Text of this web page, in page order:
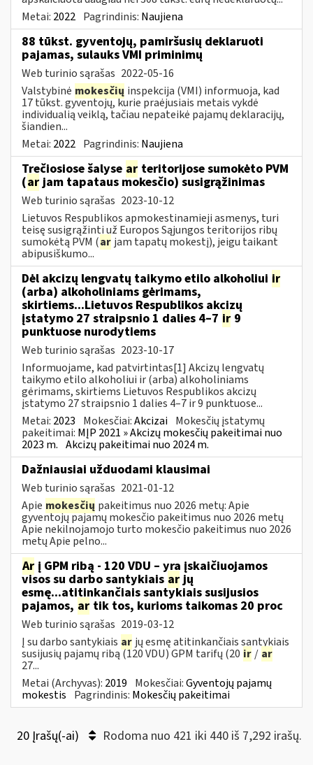
Metai: 2022 Pagrindinis: Naujiena
88 tūkst. gyventojų, pamiršusių deklaruoti
pajamas, sulauks VMI priminimų
Web turinio sąrašas 2022-05-16
Valstybinė mokesčių inspekcija (VMI) informuoja, kad
17 tūkst. gyventojų, kurie praėjusiais metais vykdė
individualią veiklą, tačiau nepateikė pajamų deklaracijų,
šiandien...
Metai: 2022 Pagrindinis: Naujiena
Trečiosiose šalyse ar teritorijose sumokėto PVM
(arjam tapataus mokesčio) susigrąžinimas
Web turinio sąrašas 2023-10-12
Lietuvos Respublikos apmokestinamieji asmenys, turi
teisę susigrąžinti už Europos Sąjungos teritorijos ribų
sumokėtą PVM (ar jam tapatų mokestį), jeigu taikant
abipusiškumo...
Dėl akcizų lengvatų taikymo etilo alkoholiui ir
(arba) alkoholiniams gėrimams,
skirtiems...Lietuvos Respublikos akcizų
įstatymo 27 straipsnio 1 dalies 4–7 ir 9
punktuose nurodytiems
Web turinio sąrašas 2023-10-17
Informuojame, kad patvirtintas[1] Akcizų lengvatų
taikymo etilo alkoholiui ir (arba) alkoholiniams
gėrimams, skirtiems Lietuvos Respublikos akcizų
įstatymo 27 straipsnio 1 dalies 4–7 ir 9 punktuose...
Metai: 2023 Mokesčiai:Akcizai Mokesčių įstatymų
pakeitimai: MĮP 2021 » Akcizų mokesčių pakeitimai nuo
2023 m. Akcizų pakeitimai nuo 2024 m.
Dažniausiai užduodami klausimai
Web turinio sąrašas 2021-01-12
Apie mokesčių pakeitimus nuo 2026 metų: Apie
gyventojų pajamų mokesčio pakeitimus nuo 2026 metų
Apie nekilnojamojo turto mokesčio pakeitimus nuo 2026
metų Apie pelno...
Ar į GPM ribą - 120 VDU – yra įskaičiuojamos
visos su darbo santykiais arjų
esmę...atitinkančiais santykiais susijusios
pajamos, ar tik tos, kurioms taikomas 20 proc
Web turinio sąrašas 2019-03-12
Į su darbo santykiais ar jų esmę atitinkančiais santykiais
susijusių pajamų ribą (120 VDU) GPM tarifų (20 ir / ar
27...
Metai (Archyvas): 2019 Mokesčiai:Gyventojų pajamų
mokestis Pagrindinis: Mokesčių pakeitimai
20 Įrašų(-ai) Rodoma nuo 421 iki 440 iš 7,292 irašų.